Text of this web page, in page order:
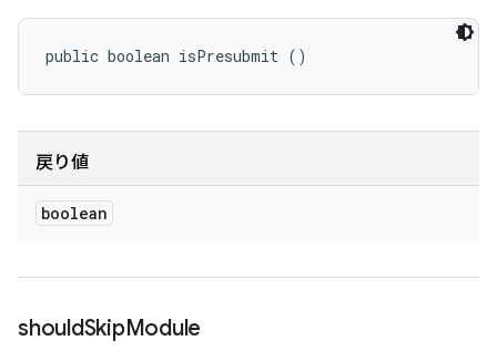
public boolean isPresubmit ()
戻り値
boolean
shouldSkipModule